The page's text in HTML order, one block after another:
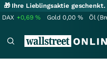
🎁 Ihre Lieblingsaktie geschenkt.
DAX +0,69% Gold 0,00 % Öl